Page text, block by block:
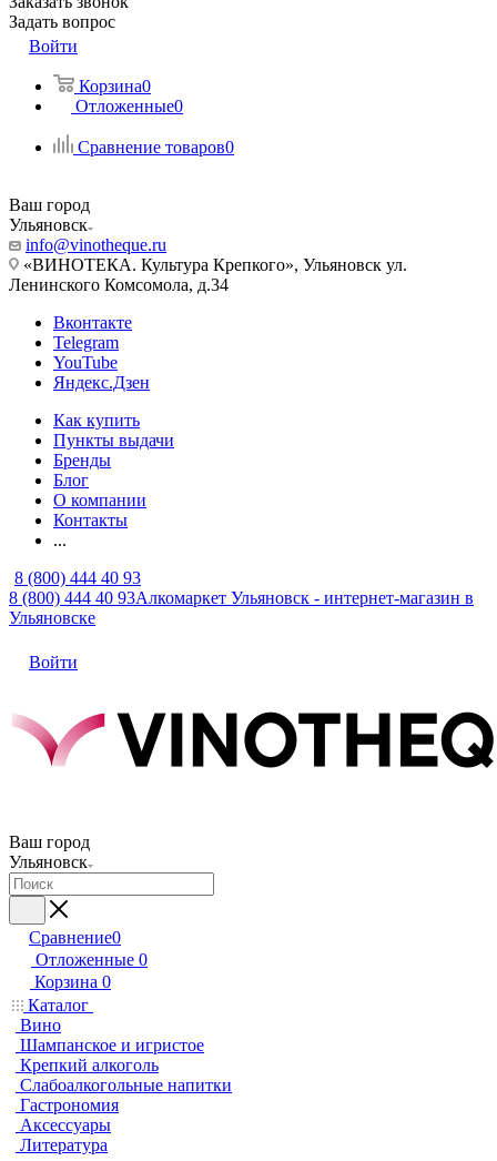
Задать вопрос
Войти
Корзина0
Отложенные0
Сравнение товаров0
Ваш город
Ульяновск
info@vinotheque.ru
«ВИНОТЕКА. Культура Крепкого», Ульяновск ул.
Ленинского Комсомола, д.34
Вконтакте
Telegram
YouTube
Яндекс.Дзен
Как купить
Пункты выдачи
Бренды
Блог
О компании
Контакты
...
8 (800) 444 40 93
8 (800) 444 40 93Алкомаркет Ульяновск - интернет-магазин в
Ульяновске
Войти
Ваш город
Ульяновск
Сравнение0
Отложенные 0
Корзина 0
Каталог
Вино
Шампанское и игристое
Крепкий алкоголь
Слабоалкогольные напитки
Гастрономия
Аксессуары
Литература